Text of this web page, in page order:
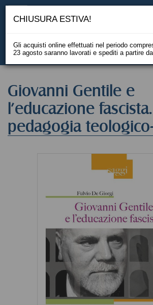
Giovanni Gentile e
l'educazione
pedagogia
CHIUSURA ESTIVA!
Gli acquisti online effettuati nel periodo
23 agosto saranno lavorati e spediti a partire